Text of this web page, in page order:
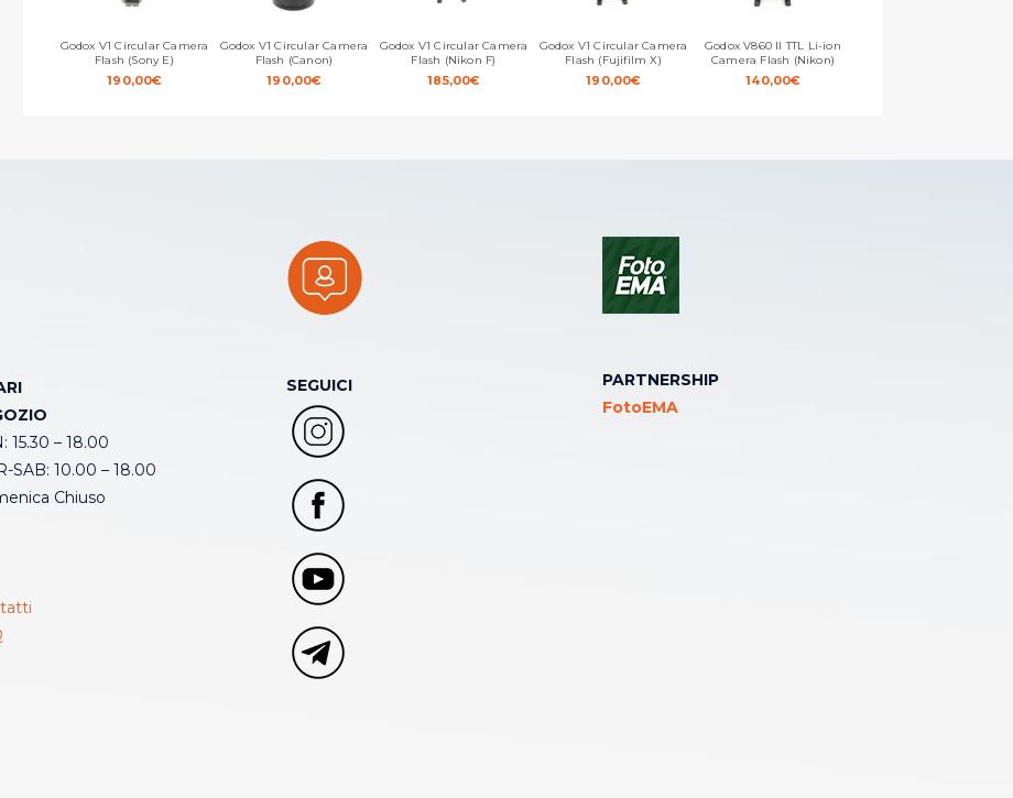
Godox V1 Circular Camera
Flash (Sony E)
190,00€
Godox V1 Circular Camera
Flash (Canon)
190,00€
Godox V1 Circular Camera
Flash (Nikon F)
185,00€
Godox V1 Circular Camera
Flash (Fujifilm X)
190,00€
Godox V860 II TTL Li-ion
Camera Flash (Nikon)
140,00€
15.30 – 18.00
SAB: 10.00 – 18.00
Chiuso
SEGUICI
PARTNERSHIP
FotoEMA